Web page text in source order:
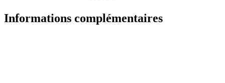
Informations complémentaires